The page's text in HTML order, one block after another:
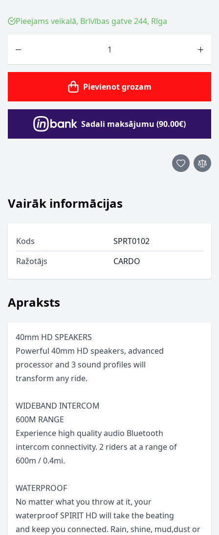
Pieejams veikalā, Brīvības gatve 244, Rīga
Pievienot grozam
Sadali maksājumu (90.00€)
Apraksts
40mm HD SPEAKERS
Powerful 40mm HD speakers, advanced
processor and 3 sound profiles will
transform any ride.
WIDEBAND INTERCOM
600M RANGE
Experience high quality audio Bluetooth
intercom connectivity. 2 riders at a range of
600m / 0.4mi.
WATERPROOF
No matter what you throw at it, your
waterproof SPIRIT HD will take the beating
and keep you connected. Rain, shine, mud,dust or
Vairāk informācijas
Kods
SPRT0102
Ražotājs
CARDO